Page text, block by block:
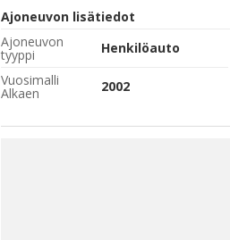
Ajoneuvon lisätiedot
Ajoneuvon
tyyppi Henkilöauto
Vuosimalli
Alkaen 2002